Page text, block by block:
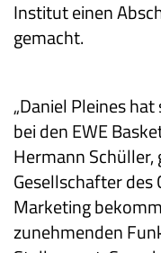
Institut einen
gemacht.
„Daniel Pleines
bei den EWE
Hermann
Gesellschafter des
Marketing
zunehmenden